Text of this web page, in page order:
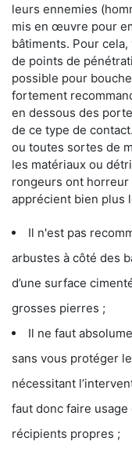
leurs ennemies
mis en œuvre pour
bâtiments. Pour
de points de
possible pour
fortement
en dessous des
de ce type de
ou toutes sortes de
les matériaux ou
rongeurs ont horreur
apprécient bien plus
Il n'est pas
arbustes à côté des
d’une surface
grosses pierres ;
Il ne faut
sans vous protéger
nécessitant
faut donc faire usage
récipients propres ;